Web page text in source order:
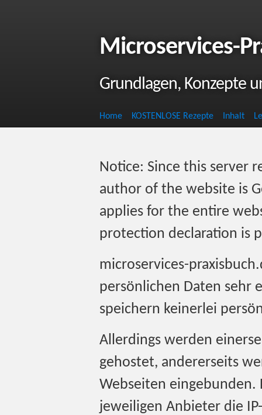
Microservices-
Grundlagen, Konzepte
Home KOSTENLOSE Rezepte Inhalt
Notice: Since this server
author of the website is
applies for the entire
protection declaration is
microservices-
persönlichen Daten sehr
speichern keinerlei
Allerdings werden
gehostet, andererseits
Webseiten eingebunden.
jeweiligen Anbieter die